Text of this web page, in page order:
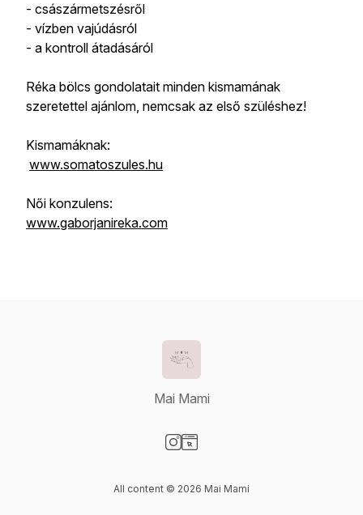
- császármetszésről
- vízben vajúdásról
- a kontroll átadásáról
Réka bölcs gondolatait minden kismamának
szeretettel ajánlom, nemcsak az első szüléshez!
Kismamáknak:
www.somatoszules.hu
Női konzulens:
www.gaborjanireka.com
Mai Mami
All content © 2026 Mai Mami